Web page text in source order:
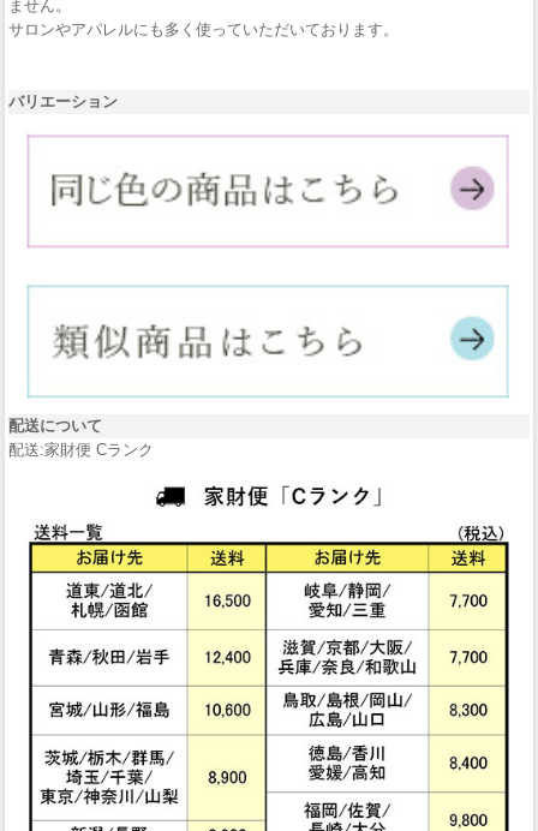
ません。
サロンやアパレルにも多く使っていただいております。
バリエーション
配送について
配送:家財便 Cランク